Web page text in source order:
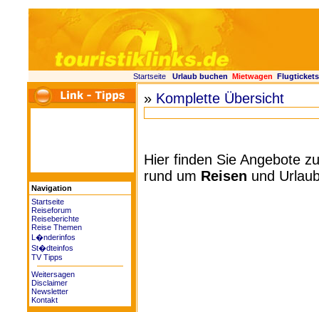
Startseite Urlaub buchen Mietwagen Flugtickets
Navigation
Startseite
Reiseforum
Reiseberichte
Reise Themen
L�nderinfos
St�dteinfos
TV Tipps
Weitersagen
Disclaimer
Newsletter
Kontakt
» Komplette Übersicht
Hier finden Sie Angebote
rund um Reisen und